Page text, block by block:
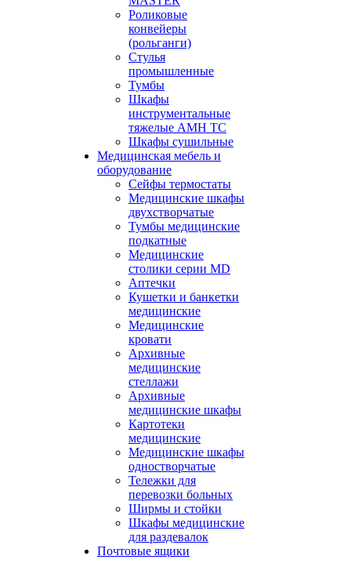
Роликовые
конвейеры
(рольганги)
Стулья
промышленные
Тумбы
Шкафы
инструментальные
тяжелые АМН ТС
Шкафы сушильные
Медицинская мебель и
оборудование
Сейфы термостаты
Медицинские шкафы
двухстворчатые
Тумбы медицинские
подкатные
Медицинские
столики серии MD
Аптечки
Кушетки и банкетки
медицинские
Медицинские
кровати
Архивные
медицинские
стеллажи
Архивные
медицинские шкафы
Картотеки
медицинские
Медицинские шкафы
одностворчатые
Тележки для
перевозки больных
Ширмы и стойки
Шкафы медицинские
для раздевалок
Почтовые ящики